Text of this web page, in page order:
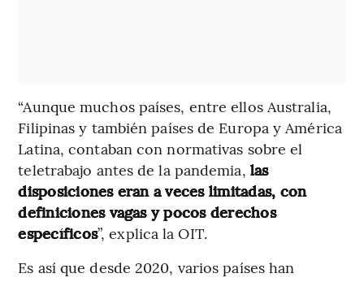
“Aunque muchos países, entre ellos Australia,
Filipinas y también países de Europa y América
Latina, contaban con normativas sobre el
teletrabajo antes de la pandemia, las
disposiciones eran a veces limitadas, con
definiciones vagas y pocos derechos
específicos”, explica la OIT.
Es así que desde 2020, varios países han